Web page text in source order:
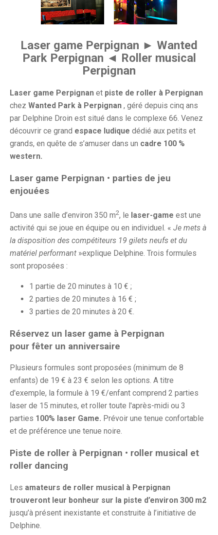
Laser game Perpignan ► Wanted
Park Perpignan ◄ Roller musical
Perpignan
Laser game Perpignan et piste de roller à Perpignan
chez Wanted Park à Perpignan , géré depuis cinq ans
par Delphine Droin est situé dans le complexe 66. Venez
découvrir ce grand espace ludique dédié aux petits et
grands, en quête de s’amuser dans un cadre 100 %
western.
Laser game Perpignan • parties de jeu
enjouées
Dans une salle d’environ 350 m2, le laser-game est une
activité qui se joue en équipe ou en individuel. « Je mets à
la disposition des compétiteurs 19 gilets neufs et du
matériel performant »explique Delphine. Trois formules
sont proposées :
1 partie de 20 minutes à 10 € ;
2 parties de 20 minutes à 16 € ;
3 parties de 20 minutes à 20 €.
Réservez un laser game à Perpignan
pour fêter un anniversaire
Plusieurs formules sont proposées (minimum de 8
enfants) de 19 € à 23 € selon les options. A titre
d'exemple, la formule à 19 €/enfant comprend 2 parties
laser de 15 minutes, et roller toute l'après-midi ou 3
parties 100% laser Game. Prévoir une tenue confortable
et de préférence une tenue noire.
Piste de roller à Perpignan • roller musical et
roller dancing
Les amateurs de roller musical à Perpignan
trouveront leur bonheur sur la piste d’environ 300 m2
jusqu’à présent inexistante et construite à l’initiative de
Delphine.